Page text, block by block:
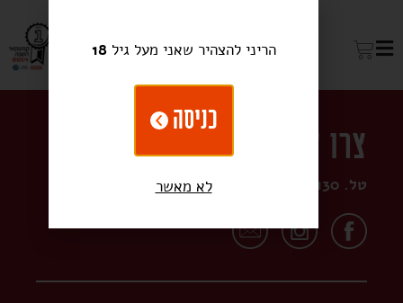
צרו קשר:
טל. 03-5445130
הריני להצהיר שאני מעל גיל18
כניסה
לא מאשר